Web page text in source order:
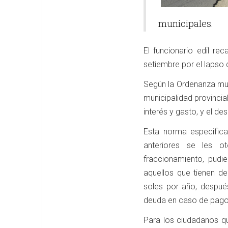
municipales.
El funcionario edil
setiembre por el lapso
Según la Ordenanza
municipalidad
interés y gasto, y el
Esta norma
anteriores se les
fraccionamiento,
aquellos que tienen
soles por año,
deuda en caso de
Para los ciudadanos